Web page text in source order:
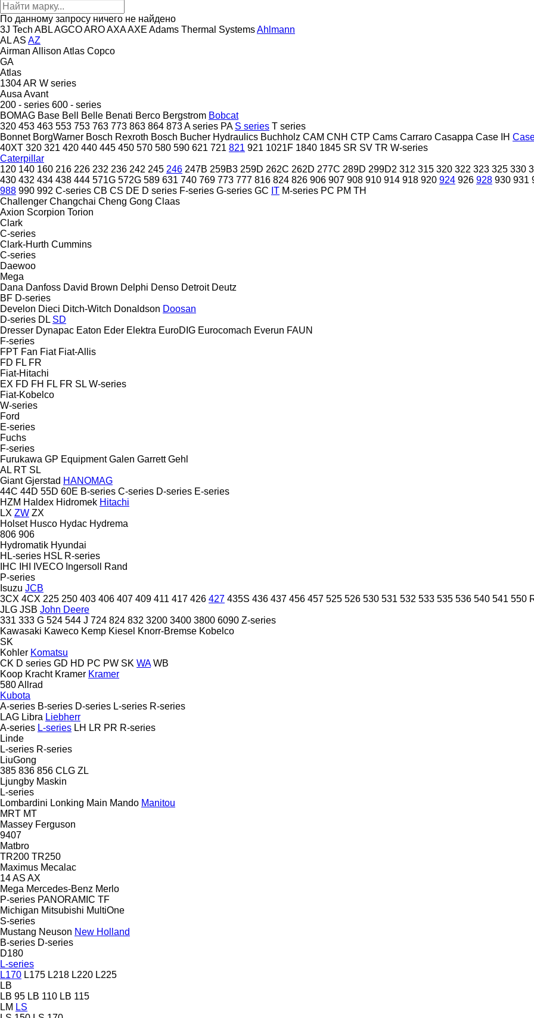
По данному запросу ничего не найдено
3J Tech ABLAGCOAROAXAAXE Adams Thermal SystemsAhlmann
ALAS AZ
Airman Allison Atlas Copco
GA
Atlas
1304AR W series
Ausa Avant
200 - series 600 - series
BOMAG Base Bell Belle Benati Berco Bergstrom Bobcat
320 453 463 553 753 763 773 863 864 873A series PA S series T series
Bonnet BorgWarner Bosch Rexroth Bosch Bucher Hydraulics Buchholz CAM CNH CTP Cams Carraro Casappa Case IH
40XT 320 321 420 440 445 450 570 580 590 621 721 821 921 1021F 1840 1845 SR SV TR W-series
Caterpillar
120 140 160 216 226 232 236 242 245 246 247B 259B3 259D 262C 262D 277C 289D 299D2 312 315 320 322 323 325 330
430 432 434 438 444 571G 572G 589 631 740 769 773 777 816 824 826 906 907 908 910 914 918 920 924 926 928 930 931
988 990 992 C-series CB CS DE D series F-series G-series GC IT M-series PC PM TH
Challenger Changchai Cheng Gong Claas
Axion Scorpion Torion
Clark
C-series
Clark-Hurth Cummins
C-series
Daewoo
Mega
Dana Danfoss David Brown Delphi Denso Detroit Deutz
BF D-series
Develon Dieci Ditch-Witch Donaldson Doosan
D-series DL SD
Dresser Dynapac Eaton Eder Elektra EuroDIG Eurocomach Everun FAUN
F-series
FPT Fan Fiat Fiat-Allis
FD FL FR
Fiat-Hitachi
EX FD FH FL FR SL W-series
Fiat-Kobelco
W-series
Ford
E-series
Fuchs
F-series
Furukawa GP Equipment Galen Garrett Gehl
AL RT SL
Giant Gjerstad HANOMAG
44C 44D 55D 60E B-series C-series D-series E-series
HZM Haldex Hidromek Hitachi
LX ZW ZX
Holset Husco Hydac Hydrema
806 906
Hydromatik Hyundai
HL-series HSL R-series
IHC
IHI IVECO Ingersoll Rand
P-series
Isuzu JCB
3CX 4CX 225 250 403 406 407 409 411 417 426 427 435S 436 437 456 457 525 526 530 531 532 533 535 536 540 541 550
JLG JSB John Deere
331 333 G 524 544 J 724 824 832 3200 3400 3800 6090 Z-series
Kawasaki Kaweco Kemp Kiesel Knorr-Bremse Kobelco
SK
Kohler Komatsu
CK D series GD HD PC PW SK WA WB
Koop Kracht Kramer Kramer
580Allrad
Kubota
A-series B-series D-series L-series R-series
LAG Libra Liebherr
A-series L-series LH LR PR R-series
Linde
L-series R-series
LiuGong
385 836 856 CLG ZL
Ljungby Maskin
L-series
Lombardini Lonking Main Mando Manitou
MRT MT
Massey Ferguson
9407
Matbro
TR200 TR250
Maximus Mecalac
14AS AX
Mega Mercedes-Benz Merlo
P-series PANORAMIC TF
Michigan Mitsubishi MultiOne
S-series
Mustang Neuson New Holland
B-series D-series
D180
L-series
L170 L175 L218 L220 L225
LB
LB 95 LB 110 LB 115
LM LS